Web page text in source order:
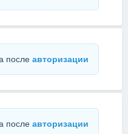
после авторизации
после авторизации